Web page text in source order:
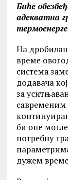
Биће
адекватна
На
време
система
додавача
за
савременим
би оне
потребну
дужем